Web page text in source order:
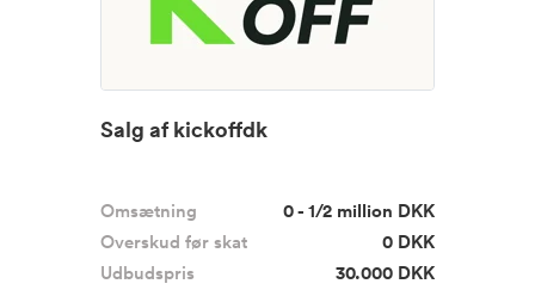
Salg af kickoffdk
Omsætning
0 - 1/2 million DKK
Overskud før skat
0 DKK
Udbudspris
30.000 DKK